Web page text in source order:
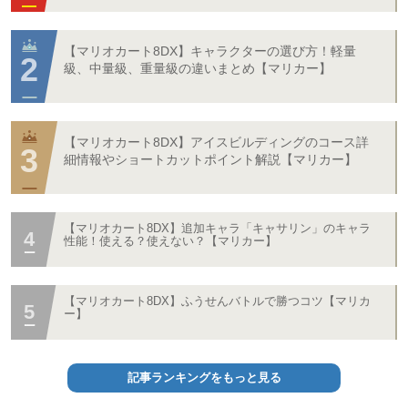
【マリオカート8DX】キャラクターの選び方！軽量
級、中量級、重量級の違いまとめ【マリカー】
【マリオカート8DX】アイスビルディングのコース詳
細情報やショートカットポイント解説【マリカー】
【マリオカート8DX】追加キャラ「キャサリン」のキャラ
性能！使える？使えない？【マリカー】
【マリオカート8DX】ふうせんバトルで勝つコツ【マリカ
ー】
記事ランキングをもっと見る